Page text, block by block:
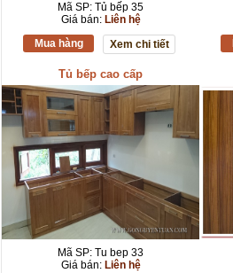
Mã SP: Tủ bếp 35
Giá bán: Liên hệ
Mua hàng
Xem chi tiết
Tủ bếp cao cấp
Mã SP: Tu bep 33
Giá bán: Liên hệ